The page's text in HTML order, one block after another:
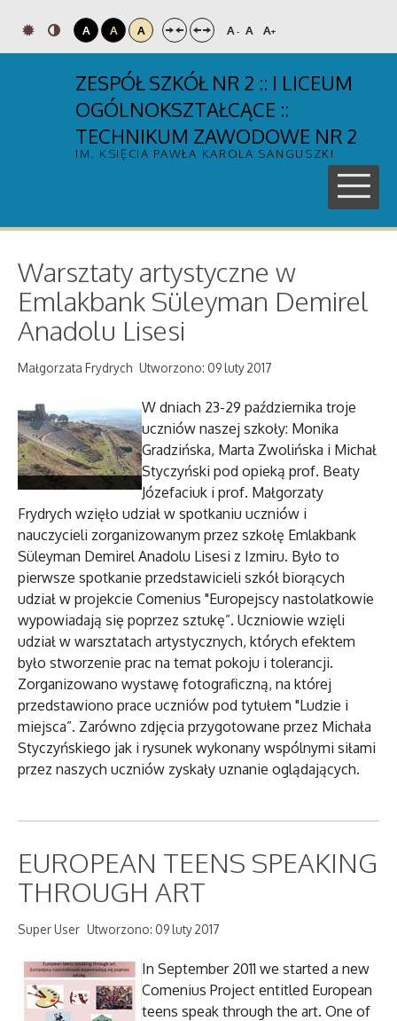
A A A A- A A+
ZESPÓŁ SZKÓŁ NR 2 :: I LICEUM
OGÓLNOKSZTAŁCĄCE ::
TECHNIKUM ZAWODOWE NR 2
IM. KSIĘCIA PAWŁA KAROLA SANGUSZKI
Warsztaty artystyczne w
Emlakbank Süleyman Demirel
Anadolu Lisesi
Małgorzata Frydrych Utworzono: 09 luty 2017
W dniach 23-29 października troje
uczniów naszej szkoły: Monika
Gradzińska, Marta Zwolińska i Michał
Styczyński pod opieką prof. Beaty
Józefaciuk i prof. Małgorzaty
Frydrych wzięło udział w spotkaniu uczniów i
nauczycieli zorganizowanym przez szkołę Emlakbank
Süleyman Demirel Anadolu Lisesi z Izmiru. Było to
pierwsze spotkanie przedstawicieli szkół biorących
udział w projekcie Comenius "Europejscy nastolatkowie
wypowiadają się poprzez sztukę”. Uczniowie wzięli
udział w warsztatach artystycznych, których efektem
było stworzenie prac na temat pokoju i tolerancji.
Zorganizowano wystawę fotograficzną, na której
przedstawiono prace uczniów pod tytułem "Ludzie i
miejsca”. Zarówno zdjęcia przygotowane przez Michała
Styczyńskiego jak i rysunek wykonany wspólnymi siłami
przez naszych uczniów zyskały uznanie oglądających.
EUROPEAN TEENS SPEAKING
THROUGH ART
Super User Utworzono: 09 luty 2017
In September 2011 we started a new
Comenius Project entitled European
teens speak through the art. One of